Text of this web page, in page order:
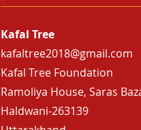
Kafal Tree
kafaltree2018@gmail.com
Kafal Tree Foundation
Ramoliya House, Saras
Haldwani-263139